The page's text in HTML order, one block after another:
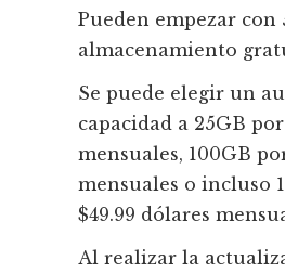
Pueden empezar con
almacenamiento
Se puede elegir un
capacidad a 25GB por
mensuales, 100GB
mensuales o incluso
$49.99 dólares
Al realizar la